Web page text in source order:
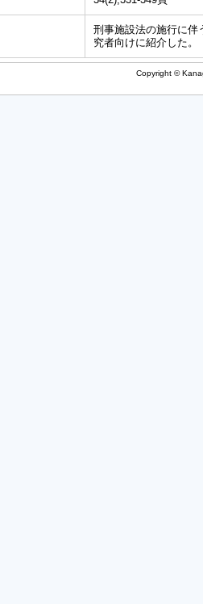
刑事施設法の施行に伴
究者向けに紹介した。
Copyright ©